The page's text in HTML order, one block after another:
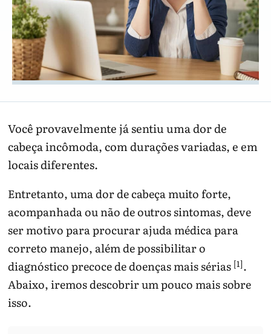
Você provavelmente já sentiu uma dor de
cabeça incômoda, com durações variadas, e em
locais diferentes.
Entretanto, uma dor de cabeça muito forte,
acompanhada ou não de outros sintomas, deve
ser motivo para procurar ajuda médica para
correto manejo, além de possibilitar o
diagnóstico precoce de doenças mais sérias [1].
Abaixo, iremos descobrir um pouco mais sobre
isso.